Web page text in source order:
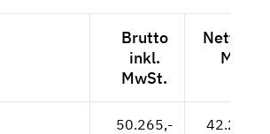
Brutto
inkl.
MwSt.
Netto
MwSt.
50.265,-